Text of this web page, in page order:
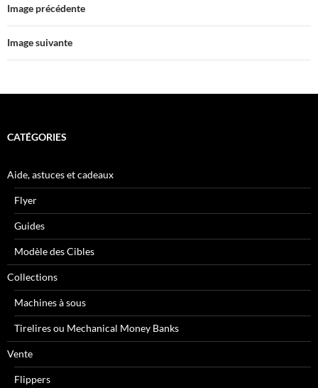
Image précédente
Image suivante
CATÉGORIES
Aide, astuces et cadeaux
Flyer
Guides
Modèle des Cibles
Collections
Machines à sous
Tirelires ou Mechanical Money Banks
Vente
Flippers